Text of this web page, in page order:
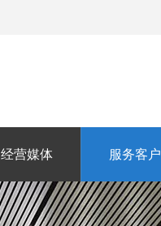
经营媒体 服务客户